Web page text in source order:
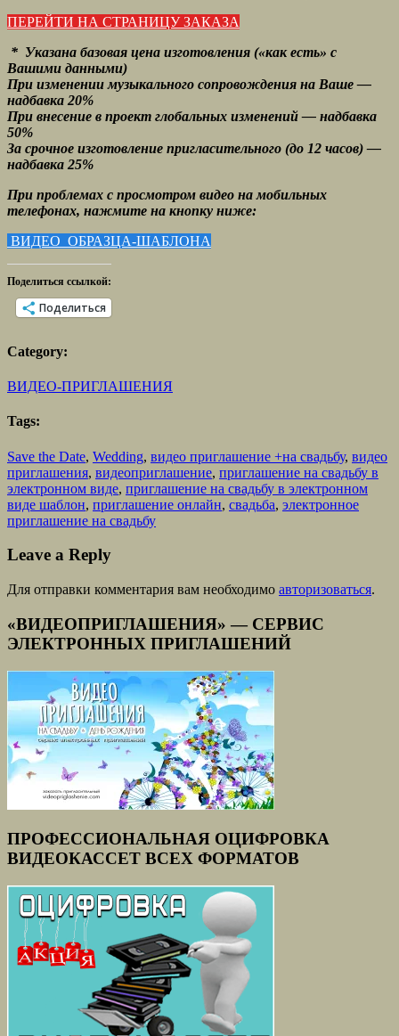
ПЕРЕЙТИ НА СТРАНИЦУ ЗАКАЗА
* Указана базовая цена изготовления («как есть» с
Вашими данными)
При изменении музыкального сопровождения на Ваше —
надбавка 20%
При внесение в проект глобальных изменений — надбавка
50%
За срочное изготовление пригласительного (до 12 часов) —
надбавка 25%
При проблемах с просмотром видео на мобильных
телефонах, нажмите на кнопку ниже:
ВИДЕО ОБРАЗЦА-ШАБЛОНА
Поделиться ссылкой:
Поделиться
Category:
ВИДЕО-ПРИГЛАШЕНИЯ
Tags:
Save the Date, Wedding, видео приглашение +на свадьбу, видео
приглашения, видеоприглашение, приглашение на свадьбу в
электронном виде, приглашение на свадьбу в электронном
виде шаблон, приглашение онлайн, свадьба, электронное
приглашение на свадьбу
Leave a Reply
Для отправки комментария вам необходимо авторизоваться.
«ВИДЕОПРИГЛАШЕНИЯ» — СЕРВИС
ЭЛЕКТРОННЫХ ПРИГЛАШЕНИЙ
ПРОФЕССИОНАЛЬНАЯ ОЦИФРОВКА
ВИДЕОКАССЕТ ВСЕХ ФОРМАТОВ